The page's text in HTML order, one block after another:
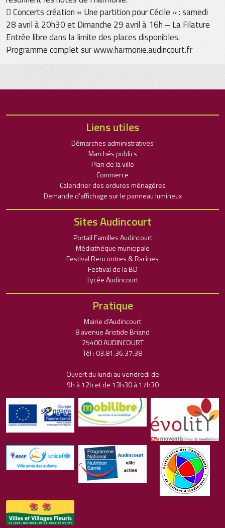
 Concerts création « Une partition pour Cécile » : samedi
28 avril à 20h30 et Dimanche 29 avril à 16h – La Filature
Entrée libre dans la limite des places disponibles.
Programme complet sur www.harmonie.audincourt.fr
Liens utiles
Démarches administratives
Marchés publics
Plan de la ville
Commerce
Calendrier des ordures ménagères
Demande d’affichage sur le panneau lumineux
Sites Audincourt
Portail Familles Audincourt
Médiathèque municipale
Festival Rencontres & Racines
Festival de la BD
Lycée Audincourt
Pratique
Mairie d'Audincourt
8 avenue Aristide Briand
25400 AUDINCOURT
Tél : 03.81.36.37.38
Ouvert du lundi au vendredi de
9h à 12h et de 13h30 à 17h30